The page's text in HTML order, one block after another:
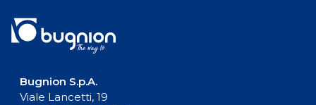
Bugnion S.p.A.
Viale Lancetti, 19